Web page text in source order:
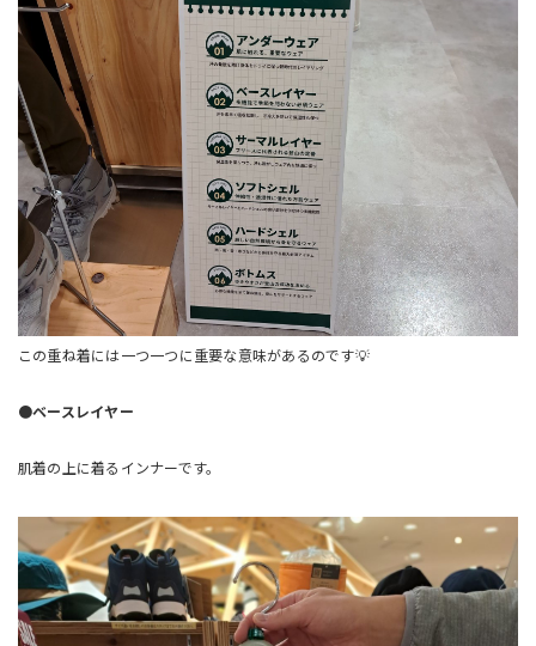
この重ね着には一つ一つに重要な意味があるのです💡
●ベースレイヤー
肌着の上に着るインナーです。